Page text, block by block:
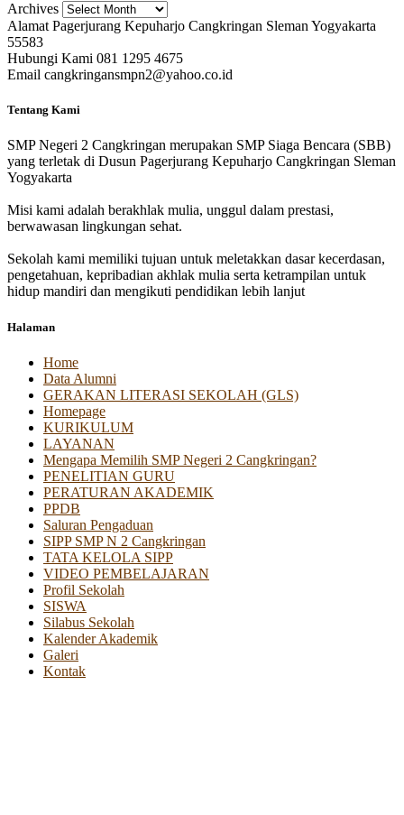
Archives
Alamat Pagerjurang Kepuharjo Cangkringan Sleman Yogyakarta
55583
Hubungi Kami 081 1295 4675
Email cangkringansmpn2@yahoo.co.id
Tentang Kami
SMP Negeri 2 Cangkringan merupakan SMP Siaga Bencara (SBB)
yang terletak di Dusun Pagerjurang Kepuharjo Cangkringan Sleman
Yogyakarta
Misi kami adalah berakhlak mulia, unggul dalam prestasi,
berwawasan lingkungan sehat.
Sekolah kami memiliki tujuan untuk meletakkan dasar kecerdasan,
pengetahuan, kepribadian akhlak mulia serta ketrampilan untuk
hidup mandiri dan mengikuti pendidikan lebih lanjut
Halaman
Home
Data Alumni
GERAKAN LITERASI SEKOLAH (GLS)
Homepage
KURIKULUM
LAYANAN
Mengapa Memilih SMP Negeri 2 Cangkringan?
PENELITIAN GURU
PERATURAN AKADEMIK
PPDB
Saluran Pengaduan
SIPP SMP N 2 Cangkringan
TATA KELOLA SIPP
VIDEO PEMBELAJARAN
Profil Sekolah
SISWA
Silabus Sekolah
Kalender Akademik
Galeri
Kontak